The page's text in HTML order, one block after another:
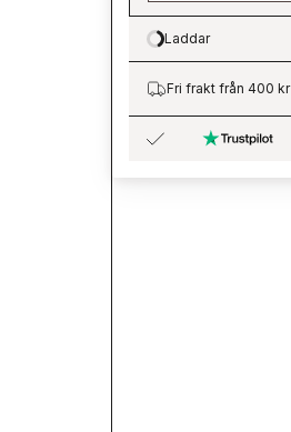
Loading…
Laddar
Fri frakt från 400 kr